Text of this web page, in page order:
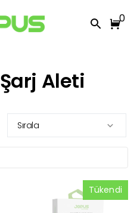
0
Aleti
Sırala
Tükendi